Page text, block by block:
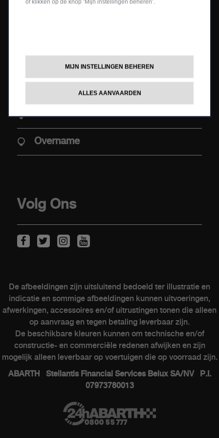
Nieuwe Abarth 600e
AANKOOP
Aanbod Abarth Special Warranty
Verkooppunten
KLANTEN
Naverkoop
Contacteer een verkooppunt
ABARTH WERELD
Geschiedenis
Speciale series
Configureer en bestel
Contacts
Overname
Volg Ons
De afbeeldingen zijn uitsluitend bedoeld ter illustratie en
indicatie en sommige afbeeldingen kunnen uitvoeringen,
afwerkingen, accessoires en/of uitrustingen tonen die alleen
op aanvraag en tegen betaling leverbaar zijn.
De beschikbare kleuren kunnen om technische en/of
constructie- en commerciële redenen afwijken en zijn
mogelijk alleen leverbaar op voertuigen die op voorraad zijn.
ABARTH Stellantis Financial Services Belux SA/NV P.I.
07973780013
of klikken op de knop ‘Mijn instellingen beheren’.
MIJN INSTELLINGEN BEHEREN
ALLES AANVAARDEN